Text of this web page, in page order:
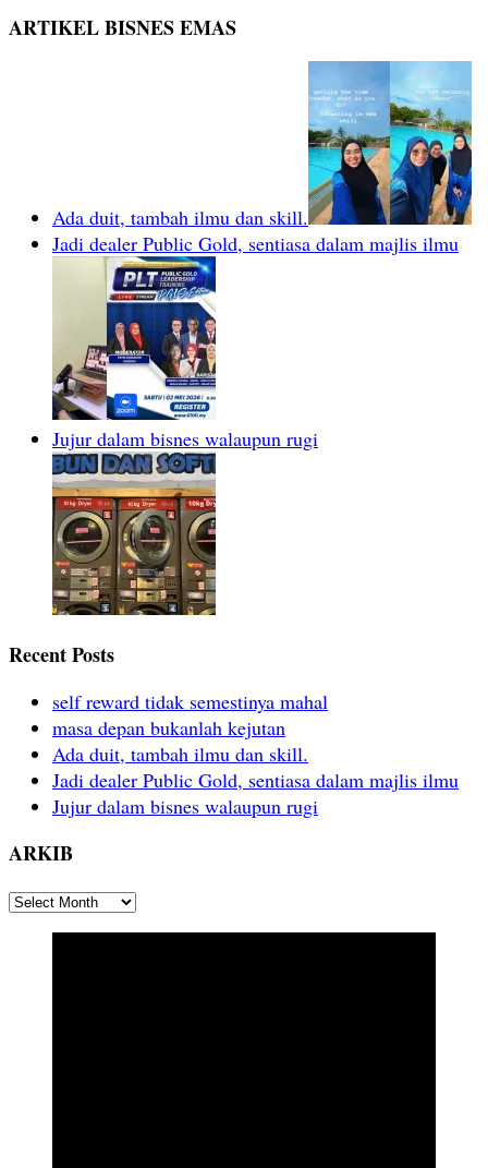
ARTIKEL BISNES EMAS
Ada duit, tambah ilmu dan skill.
Jadi dealer Public Gold, sentiasa dalam majlis ilmu
Jujur dalam bisnes walaupun rugi
Recent Posts
self reward tidak semestinya mahal
masa depan bukanlah kejutan
Ada duit, tambah ilmu dan skill.
Jadi dealer Public Gold, sentiasa dalam majlis ilmu
Jujur dalam bisnes walaupun rugi
ARKIB
ARKIB